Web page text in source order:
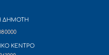
ΔΗΜΟΤΗ
ΚΕΝΤΡΟ